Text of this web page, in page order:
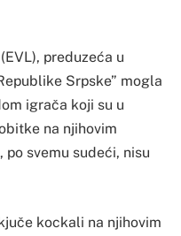
preduzeća u
Srpske” mogla
igrača koji su u
na njihovim
po svemu sudeći, nisu
kockali na njihovim